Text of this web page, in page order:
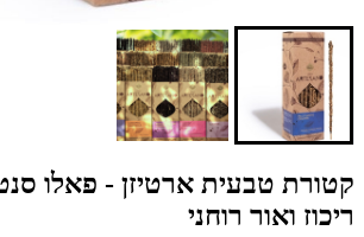
קטורת טבעית ארטיזן - פאלו
ריכוז ואור רוחני